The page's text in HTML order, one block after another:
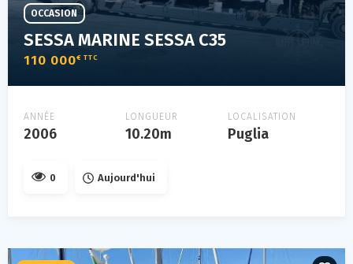
SESSA MARINE SESSA C35
110 000€ TTC
OCCASION
ANNÉE
2006
LONGUEUR
10.20m
LOCALISATION
Puglia
0 Aujourd'hui